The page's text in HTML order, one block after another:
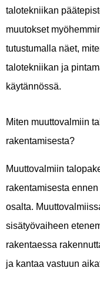
talotekniikan
muutokset
tutustumalla näet,
talotekniikan ja
käytännössä.
Miten muuttovalmiin
rakentamisesta?
Muuttovalmiin
rakentamisesta
osalta.
sisätyövaiheen
rakentaessa
ja kantaa vastuun